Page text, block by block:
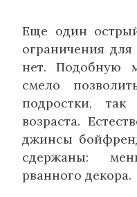
Еще один
ограничения
нет. Подобную
смело
подростки,
возраста.
джинсы
сдержаны:
рванного декора.